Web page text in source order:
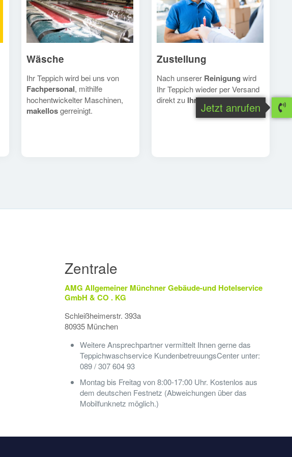
Wäsche
Ihr Teppich wird bei uns von
Fachpersonal, mithilfe
hochentwickelter Maschinen,
makellosgerreinigt.
Zustellung
Nach unserer Reinigung wird
Ihr Teppich wieder per Versand
direkt zu Ihnengeschickt.
Zentrale
AMG Allgemeiner Münchner Gebäude-und Hotelservice
GmbH & CO . KG
Schleißheimerstr. 393a
80935 München
Weitere Ansprechpartner vermittelt Ihnen gerne das
Teppichwaschservice KundenbetreuungsCenter unter:
089 / 307 604 93
Montag bis Freitag von 8:00-17:00 Uhr. Kostenlos aus
dem deutschen Festnetz (Abweichungen über das
Mobilfunknetz möglich.)
Jetzt anrufen